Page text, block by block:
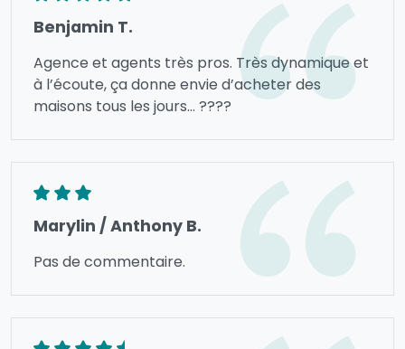
Benjamin T.
Agence et agents très pros. Très dynamique et
à l’écoute, ça donne envie d’acheter des
maisons tous les jours... ????
Marylin / Anthony B.
Pas de commentaire.